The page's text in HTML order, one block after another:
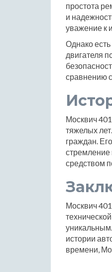
простота
и
уважение к
Однако
двигателя
сравнению
Москвич
тяжелых
граждан.
стремление
средством
Москвич
истории
времени,